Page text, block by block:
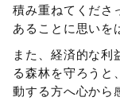
積み重ねてくださ
あることに思いを
また、経済的な利
る森林を守ろうと
動する方へ心から